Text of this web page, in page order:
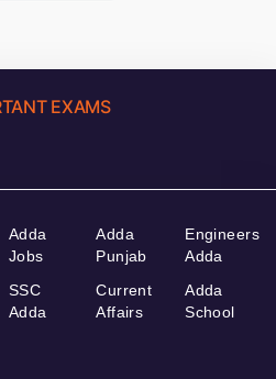
EXAMS
Adda
Jobs
SSC
Adda
Adda
Punjab
Current
Affairs
Engineers
Adda
Adda
School